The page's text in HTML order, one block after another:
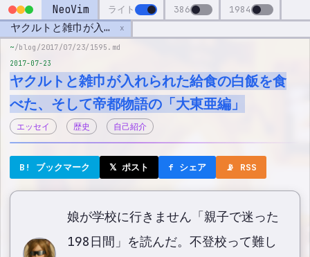
NeoVim ライト 386 1984
ヤクルトと雑巾が入れられた給食の白飯を食べた、そして帝都物語の「大東亜編」 x
~/blog/2017/07/23/1595.md
2017-07-23
ヤクルトと雑巾が入れられた給食の白飯を食
べた、そして帝都物語の「大東亜編」
エッセイ 歴史 自己紹介
B! ブックマーク 𝕏 ポスト f シェア 📡 RSS
娘が学校に行きません「親子で迷った
198日間」を読んだ。不登校って難し